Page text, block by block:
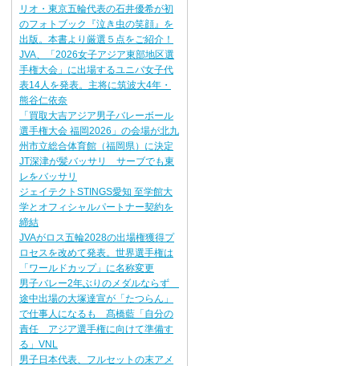
リオ・東京五輪代表の石井優希が初
のフォトブック『泣き虫の笑顔』を
出版。本書より厳選５点をご紹介！
JVA、「2026女子アジア東部地区選
手権大会」に出場するユニバ女子代
表14人を発表。主将に筑波大4年・
熊谷仁依奈
「買取大吉アジア男子バレーボール
選手権大会 福岡2026」の会場が北九
州市立総合体育館（福岡県）に決定
JT深津が髪バッサリ サーブでも東
レをバッサリ
ジェイテクトSTINGS愛知 至学館大
学とオフィシャルパートナー契約を
締結
JVAがロス五輪2028の出場権獲得プ
ロセスを改めて発表。世界選手権は
「ワールドカップ」に名称変更
男子バレー2年ぶりのメダルならず
途中出場の大塚達宣が「たつらん」
で仕事人になるも 髙橋藍「自分の
責任 アジア選手権に向けて準備す
る」VNL
男子日本代表、フルセットの末アメ